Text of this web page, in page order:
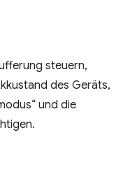
steuern,
des Geräts,
und die